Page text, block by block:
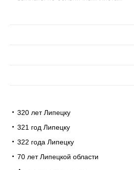
320 лет Липецку
321 год Липецку
322 года Липецку
70 лет Липецкой области